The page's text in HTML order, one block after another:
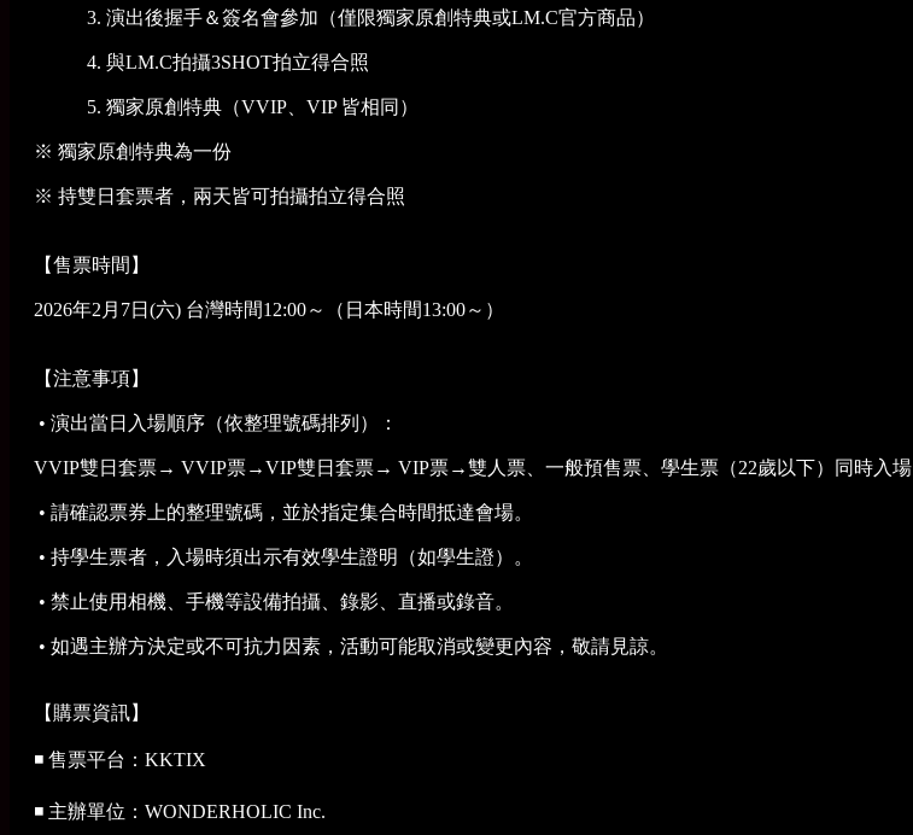
3. 演出後握手＆簽名會參加（僅限獨家原創特典或LM.C官方商品）
4. 與LM.C拍攝3SHOT拍立得合照
5. 獨家原創特典（VVIP、VIP 皆相同）
※ 獨家原創特典為一份
※ 持雙日套票者，兩天皆可拍攝拍立得合照
【售票時間】
2026年2月7日(六) 台灣時間12:00～（日本時間13:00～）
【注意事項】
• 演出當日入場順序（依整理號碼排列）：
VVIP雙日套票→ VVIP票→VIP雙日套票→ VIP票→雙人票、一般預售票、學生票（22歲以下）同時入場
• 請確認票券上的整理號碼，並於指定集合時間抵達會場。
• 持學生票者，入場時須出示有效學生證明（如學生證）。
• 禁止使用相機、手機等設備拍攝、錄影、直播或錄音。
• 如遇主辦方決定或不可抗力因素，活動可能取消或變更內容，敬請見諒。
【購票資訊】
◾ 售票平台：KKTIX
◾ 主辦單位：WONDERHOLIC Inc.